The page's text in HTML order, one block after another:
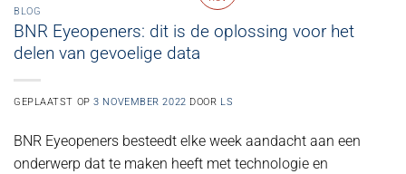
BLOG
BNR Eyeopeners: dit is de oplossing voor het
delen van gevoelige data
GEPLAATST OP3 NOVEMBER 2022 DOOR LS
BNR Eyeopeners besteedt elke week aandacht aan een
onderwerp dat te maken heeft met technologie en